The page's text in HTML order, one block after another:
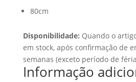
80cm
Disponibilidade: Quando o
em stock, após confirmação de
semanas (exceto período de
Informação